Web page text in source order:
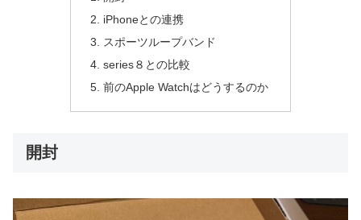
iPhoneとの連携
スポーツループバンド
series８との比較
前のApple Watchはどうするのか
開封